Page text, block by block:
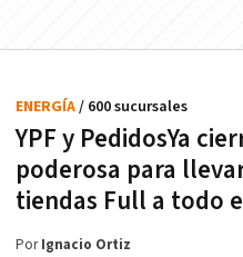
YPF y PedidosYa
poderosa para
tiendas Full a todo
ENERGÍA/ 600 sucursales
PorIgnacio Ortiz